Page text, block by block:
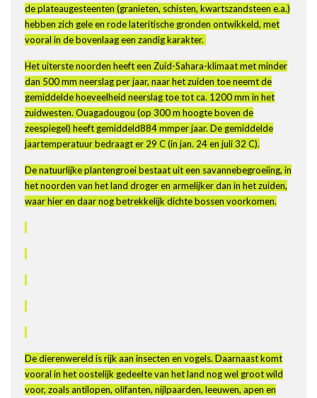
de plateaugesteenten (granieten, schisten, kwartszandsteen e.a.)
hebben zich gele en rode lateritische gronden ontwikkeld, met
vooral in de bovenlaag een zandig karakter.
Het uiterste noorden heeft een Zuid-Sahara-klimaat met minder
dan 500 mm neerslag per jaar, naar het zuiden toe neemt de
gemiddelde hoeveelheid neerslag toe tot ca. 1200 mm in het
zuidwesten. Ouagadougou (op 300 m hoogte boven de
zeespiegel) heeft gemiddeld884 mmper jaar. De gemiddelde
jaartemperatuur bedraagt er 29 C (in jan. 24 en juli 32 C).
De natuurlijke plantengroei bestaat uit een savannebegroeiing, in
het noorden van het land droger en armelijker dan in het zuiden,
waar hier en daar nog betrekkelijk dichte bossen voorkomen.
De dierenwereld is rijk aan insecten en vogels. Daarnaast komt
vooral in het oostelijk gedeelte van het land nog wel groot wild
voor, zoals antilopen, olifanten, nijlpaarden, leeuwen, apen en